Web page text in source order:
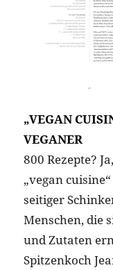
„VEGAN
VEGANER
800 Rezepte?
„vegan
seitiger
Menschen, die
und Zutaten
Spitzenkoch